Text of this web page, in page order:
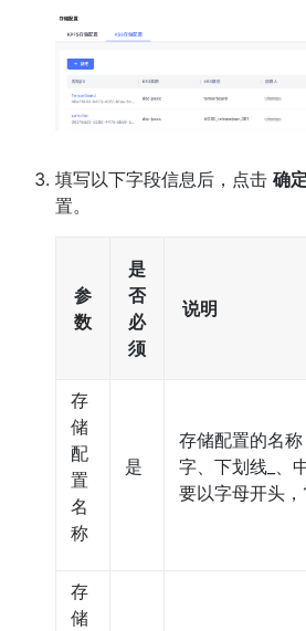
填写以下字段信息后，点击 确定
置。
参
数
是
否
必
须
说明
存
储
配
置
名
称
是
存储配置的名
字、下划线_、
要以字母开头，
存
储